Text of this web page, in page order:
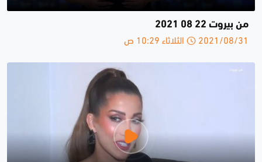
من بيروت 22 08 2021
2021/08/31 الثلاثاء 10:29 ص